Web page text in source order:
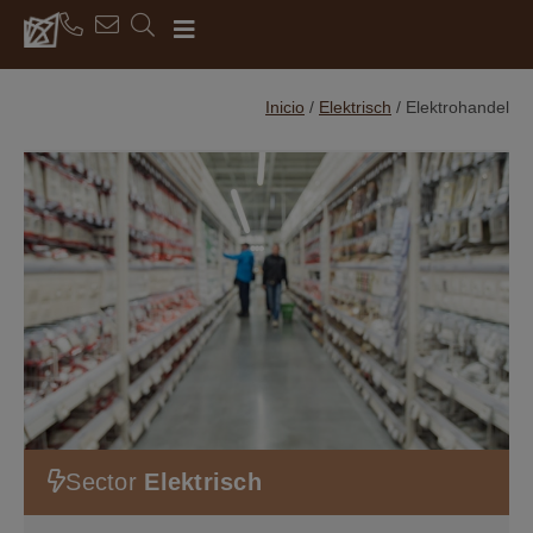
Inicio / Elektrisch / Elektrohandel
Sector Elektrisch